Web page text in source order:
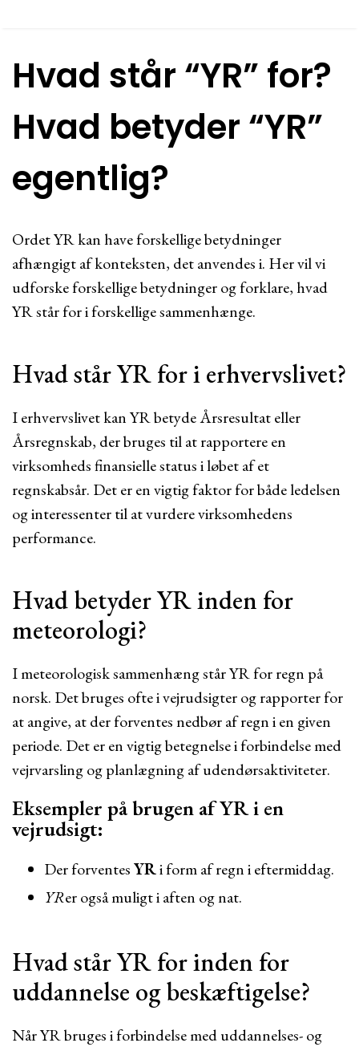
Hvad står “YR” for?
Hvad betyder “YR”
egentlig?
Ordet YR kan have forskellige betydninger
afhængigt af konteksten, det anvendes i. Her vil vi
udforske forskellige betydninger og forklare, hvad
YR står for i forskellige sammenhænge.
Hvad står YR for i erhvervslivet?
I erhvervslivet kan YR betyde Årsresultat eller
Årsregnskab, der bruges til at rapportere en
virksomheds finansielle status i løbet af et
regnskabsår. Det er en vigtig faktor for både ledelsen
og interessenter til at vurdere virksomhedens
performance.
Hvad betyder YR inden for
meteorologi?
I meteorologisk sammenhæng står YR for regn på
norsk. Det bruges ofte i vejrudsigter og rapporter for
at angive, at der forventes nedbør af regn i en given
periode. Det er en vigtig betegnelse i forbindelse med
vejrvarsling og planlægning af udendørsaktiviteter.
Eksempler på brugen af YR i en
vejrudsigt:
Der forventesYRi form af regn i eftermiddag.
YRer også muligt i aften og nat.
Hvad står YR for inden for
uddannelse og beskæftigelse?
Når YR bruges i forbindelse med uddannelses- og